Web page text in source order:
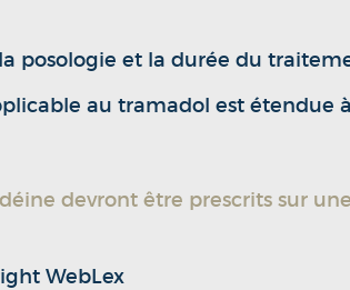
posologie et la durée du
au tramadol est étendue
devront être prescrits sur
WebLex